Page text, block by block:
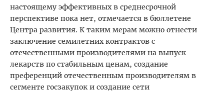
настоящему эффективных в среднесрочной
перспективе пока нет, отмечается в бюллетене
Центра развития. ​К таким мерам можно отнести
заключение семилетних контрактов с
отечественными производителями на выпуск
лекарств по стабильным ценам, создание
преференций отечественным производителям в
сегменте госзакупок и создание сети